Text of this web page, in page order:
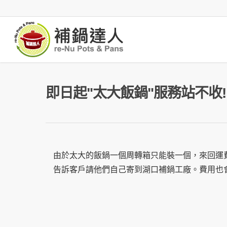
即日起"太大飯鍋"服務站不收!
由於太大的飯鍋一個周轉箱只能裝一個，來回運
告訴客戶請他們自己寄到湖口補鍋工廠。 費用也